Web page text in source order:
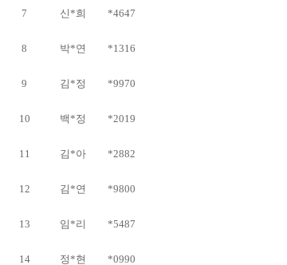
7 신*희 *4647
8 박*연 *1316
9 김*정 *9970
10 백*정 *2019
11 김*아 *2882
12 김*연 *9800
13 임*리 *5487
14 정*현 *0990